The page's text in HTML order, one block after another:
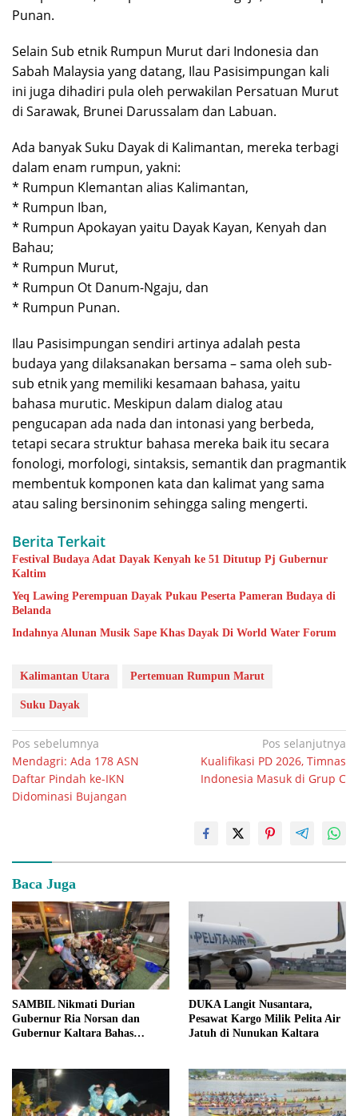
Punan.
Selain Sub etnik Rumpun Murut dari Indonesia dan
Sabah Malaysia yang datang, Ilau Pasisimpungan kali
ini juga dihadiri pula oleh perwakilan Persatuan Murut
di Sarawak, Brunei Darussalam dan Labuan.
Ada banyak Suku Dayak di Kalimantan, mereka terbagi
dalam enam rumpun, yakni:
* Rumpun Klemantan alias Kalimantan,
* Rumpun Iban,
* Rumpun Apokayan yaitu Dayak Kayan, Kenyah dan
Bahau;
* Rumpun Murut,
* Rumpun Ot Danum-Ngaju, dan
* Rumpun Punan.
Ilau Pasisimpungan sendiri artinya adalah pesta
budaya yang dilaksanakan bersama – sama oleh sub-
sub etnik yang memiliki kesamaan bahasa, yaitu
bahasa murutic. Meskipun dalam dialog atau
pengucapan ada nada dan intonasi yang berbeda,
tetapi secara struktur bahasa mereka baik itu secara
fonologi, morfologi, sintaksis, semantik dan pragmantik
membentuk komponen kata dan kalimat yang sama
atau saling bersinonim sehingga saling mengerti.
Berita Terkait
Festival Budaya Adat Dayak Kenyah ke 51 Ditutup Pj Gubernur
Kaltim
Yeq Lawing Perempuan Dayak Pukau Peserta Pameran Budaya di
Belanda
Indahnya Alunan Musik Sape Khas Dayak Di World Water Forum
Kalimantan Utara Pertemuan Rumpun Marut
Suku Dayak
Navigasi
pos
Pos sebelumnya
Mendagri: Ada 178 ASN
Daftar Pindah ke-IKN
Didominasi Bujangan
Pos selanjutnya
Kualifikasi PD 2026, Timnas
Indonesia Masuk di Grup C
Baca Juga
SAMBIL Nikmati Durian
Gubernur Ria Norsan dan
Gubernur Kaltara Bahas
DUKA Langit Nusantara,
Pesawat Kargo Milik Pelita Air
Jatuh di Nunukan Kaltara